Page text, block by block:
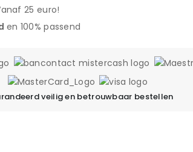
25 euro!
en 100% passend
veilig en betrouwbaar bestellen